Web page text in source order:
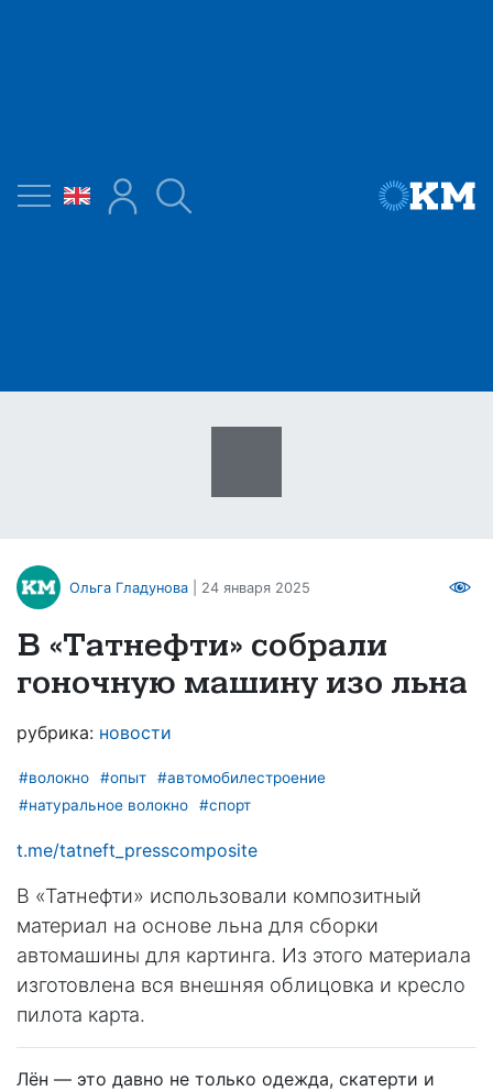
Ольга Гладунова | 24 января 2025
В «Татнефти» собрали
гоночную машину изо льна
рубрика: новости
#волокно #опыт
#автомобилестроение
#натуральное волокно
#спорт
t.me/tatneft_presscomposite
В «Татнефти» использовали композитный
материал на основе льна для сборки
автомашины для картинга. Из этого материала
изготовлена вся внешняя облицовка и кресло
пилота карта.
Лён — это давно не только одежда, скатерти и